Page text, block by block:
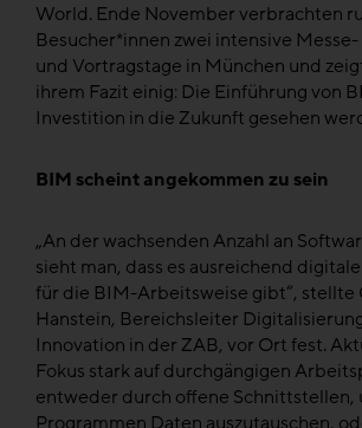
World. Ende November verbrachten
Besucher*innen zwei intensive Messe-
und Vortragstage in München und
ihrem Fazit einig: Die Einführung von
Investition in die Zukunft gesehen
BIM scheint angekommen zu sein
„An der wachsenden Anzahl an
sieht man, dass es ausreichend
für die BIM-Arbeitsweise gibt“, stellte
Hanstein, Bereichsleiter
Innovation in der ZAB, vor Ort fest.
Fokus stark auf durchgängigen
entweder durch offene Schnittstellen,